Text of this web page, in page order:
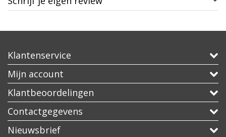
Klantenservice
Mijn account
Klantbeoordelingen
Contactgegevens
Nieuwsbrief